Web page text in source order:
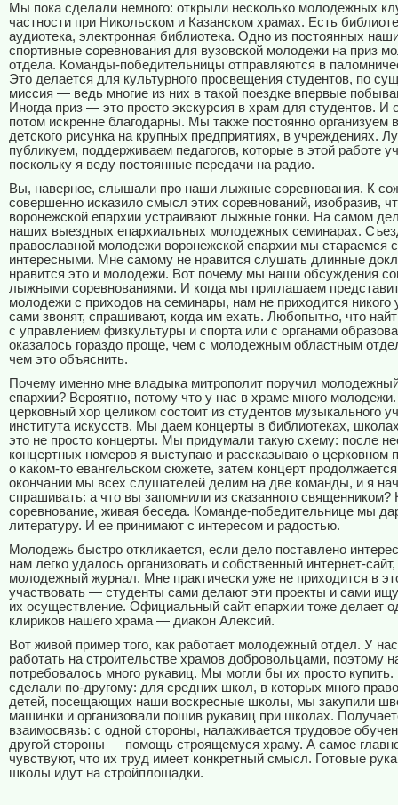
Мы пока сделали немного: открыли несколько молодежных
частности при Никольском и Казанском храмах. Есть
аудиотека, электронная библиотека. Одно из постоянных
спортивные соревнования для вузовской молодежи на приз
отдела. Команды-победительницы отправляются в
Это делается для культурного просвещения студентов, по
миссия — ведь многие из них в такой поездке впервые
Иногда приз — это просто экскурсия в храм для студентов. И
потом искренне благодарны. Мы также постоянно организуем
детского рисунка на крупных предприятиях, в учреждениях.
публикуем, поддерживаем педагогов, которые в этой работе
поскольку я веду постоянные передачи на радио.
Вы, наверное, слышали про наши лыжные соревнования. К
совершенно исказило смысл этих соревнований, изобразив,
воронежской епархии устраивают лыжные гонки. На самом
наших выездных епархиальных молодежных семинарах.
православной молодежи воронежской епархии мы стараемся
интересными. Мне самому не нравится слушать длинные
нравится это и молодежи. Вот почему мы наши обсуждения
лыжными соревнованиями. И когда мы приглашаем
молодежи с приходов на семинары, нам не приходится
сами звонят, спрашивают, когда им ехать. Любопытно, что
с управлением физкультуры и спорта или с органами
оказалось гораздо проще, чем с молодежным областным
чем это объяснить.
Почему именно мне владыка митрополит поручил
епархии? Вероятно, потому что у нас в храме много
церковный хор целиком состоит из студентов музыкального
института искусств. Мы даем концерты в библиотеках,
это не просто концерты. Мы придумали такую схему: после
концертных номеров я выступаю и рассказываю о церковном
о каком-то евангельском сюжете, затем концерт
окончании мы всех слушателей делим на две команды, и я
спрашивать: а что вы запомнили из сказанного священником?
соревнование, живая беседа. Команде-победительнице мы
литературу. И ее принимают с интересом и радостью.
Молодежь быстро откликается, если дело поставлено
нам легко удалось организовать и собственный интернет-сайт,
молодежный журнал. Мне практически уже не приходится в
участвовать — студенты сами делают эти проекты и сами
их осуществление. Официальный сайт епархии тоже делает
клириков нашего храма — диакон Алексий.
Вот живой пример того, как работает молодежный отдел. У
работать на строительстве храмов добровольцами, поэтому
потребовалось много рукавиц. Мы могли бы их просто
сделали по-другому: для средних школ, в которых много
детей, посещающих наши воскресные школы, мы закупили
машинки и организовали пошив рукавиц при школах.
взаимосвязь: с одной стороны, налаживается трудовое
другой стороны — помощь строящемуся храму. А самое
чувствуют, что их труд имеет конкретный смысл. Готовые
школы идут на стройплощадки.